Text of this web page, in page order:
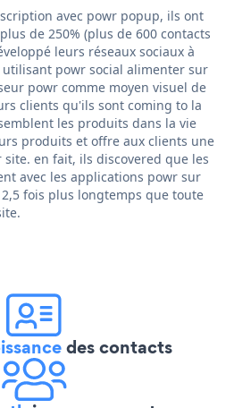
avec powr popup, ils ont
de 250% (plus de 600 contacts
leurs réseaux sociaux à
utilisant powr social alimenter sur
powr comme moyen visuel de
clients qu'ils sont coming to la
les produits dans la vie
produits et offre aux clients une
en fait, ils discovered que les
avec les applications powr sur
fois plus longtemps que toute
des contacts